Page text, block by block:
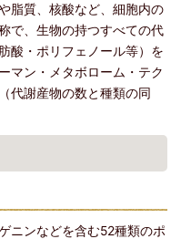
脂質、核酸など、細胞内の
で、生物の持つすべての代
酸・ポリフェノール等）を
マン・メタボローム・テク
代謝産物の数と種類の同
ニンなどを含む52種類のポ